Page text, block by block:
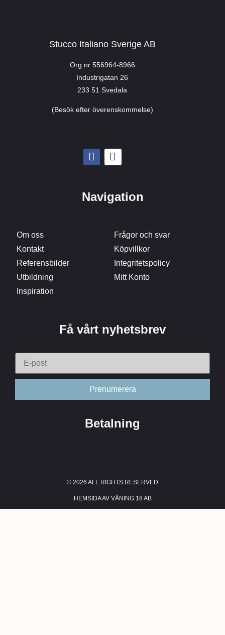
Stucco Italiano Sverige AB
Org.nr 556964-8966
Industrigatan 26
233 51 Svedala
(Besök efter överenskommelse)
Navigation
Om oss
Kontakt
Referensbilder
Utbildning
Inspiration
Frågor och svar
Köpvillkor
Integritetspolicy
Mitt Konto
Få vårt nyhetsbrev
Betalning
© 2026 ALL RIGHTS RESERVED​
HEMSIDA AV VÅNING 18 AB